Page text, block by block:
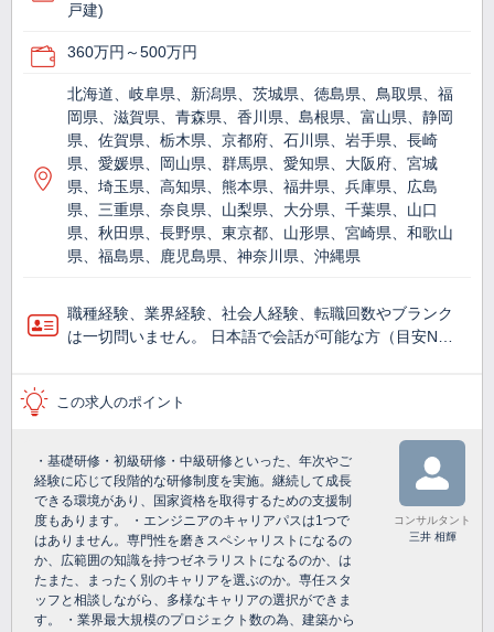
戸建)
360万円～500万円
北海道、岐阜県、新潟県、茨城県、徳島県、鳥取県、福
岡県、滋賀県、青森県、香川県、島根県、富山県、静岡
県、佐賀県、栃木県、京都府、石川県、岩手県、長崎
県、愛媛県、岡山県、群馬県、愛知県、大阪府、宮城
県、埼玉県、高知県、熊本県、福井県、兵庫県、広島
県、三重県、奈良県、山梨県、大分県、千葉県、山口
県、秋田県、長野県、東京都、山形県、宮崎県、和歌山
県、福島県、鹿児島県、神奈川県、沖縄県
職種経験、業界経験、社会人経験、転職回数やブランク
は一切問いません。 日本語で会話が可能な方（目安N…
この求人のポイント
・基礎研修・初級研修・中級研修といった、年次やご
経験に応じて段階的な研修制度を実施。継続して成長
できる環境があり、国家資格を取得するための支援制
度もあります。 ・エンジニアのキャリアパスは1つで
はありません。専門性を磨きスペシャリストになるの
か、広範囲の知識を持つゼネラリストになるのか、は
たまた、まったく別のキャリアを選ぶのか。専任スタ
ッフと相談しながら、多様なキャリアの選択ができま
す。 ・業界最大規模のプロジェクト数の為、建築から
コンサルタント
三井 相輝